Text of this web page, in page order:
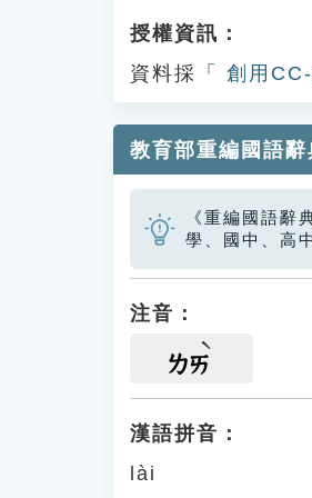
授權資訊：
資料採「
創用
教育部重編國語
《重編國語辭
學、國中、高
注音：
ㄌㄞ
漢語拼音：
lài